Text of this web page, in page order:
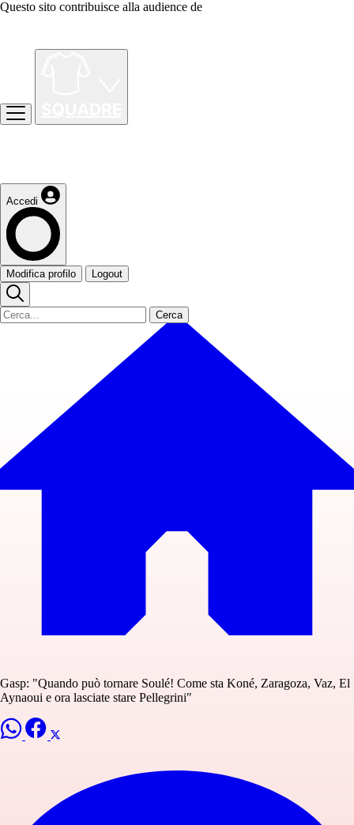
Questo sito contribuisce alla audience de
Accedi
Modifica profilo Logout
Cerca
Gasp: "Quando può tornare Soulé! Come sta Koné, Zaragoza, Vaz, El
Aynaoui e ora lasciate stare Pellegrini"